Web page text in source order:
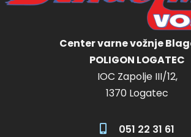
Center varne vožnje
POLIGON LOGATEC
IOC Zapolje III/12,
1370 Logatec
051 22 31 61